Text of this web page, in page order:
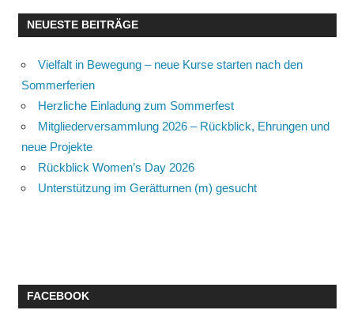
NEUESTE BEITRÄGE
Vielfalt in Bewegung – neue Kurse starten nach den
Sommerferien
Herzliche Einladung zum Sommerfest
Mitgliederversammlung 2026 – Rückblick, Ehrungen und
neue Projekte
Rückblick Women’s Day 2026
Unterstützung im Gerätturnen (m) gesucht
FACEBOOK